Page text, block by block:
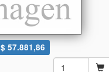
$ 57.881,86